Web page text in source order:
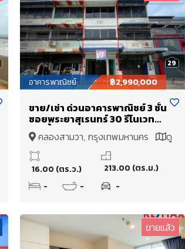
29
อาคารพาณิชย์ ฿2,990,000
ขาย/เช่า ด่วนอาคารพาณิชย์ 3 ชั้น
ซอยพระยาสุเรนทร์ 30 รีโนเวท
ใหม่ทั้งหลัง ดาดฟ้ามีหลังคา
พร้อมลงกันซึม
คลองสามวา, กรุงเทพมหานคร
ดู
แผนที่
16.00 (ตร.ว.)
213.00 (ตร.ม.)
-
- -
ขายแล้ว